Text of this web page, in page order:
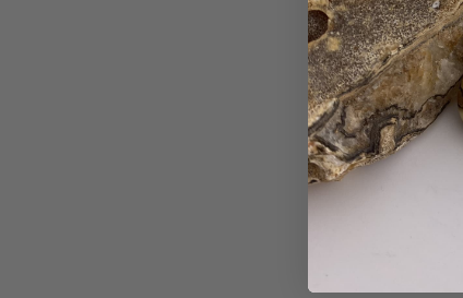
ashanger te vullen best spannend, maar
ging het heel rustig en respectvol.
om mijn moeder nu altijd dichtbij te